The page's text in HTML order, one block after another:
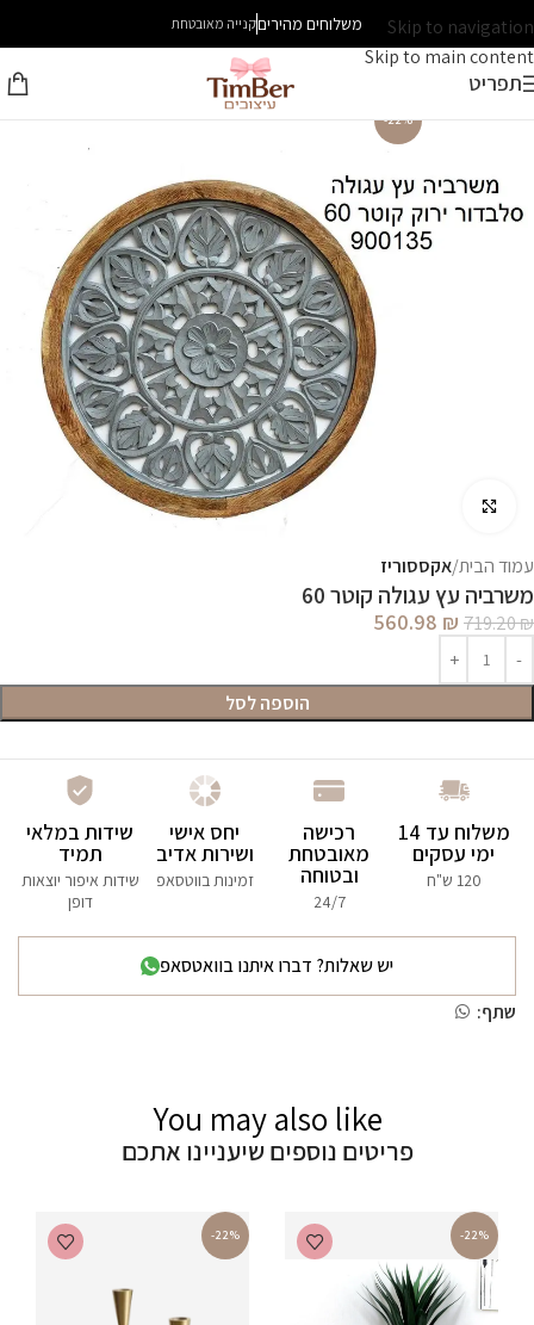
Skip to navigation
Skip to main content
משלוחים מהיריםקנייה מאובטחת
תפריט
עמוד הבית אקססוריז
משרביה עץ עגולה קוטר 60
719.20₪
560.98 ₪
הוספה לסל
-22%
משלוח עד 14
ימי עסקים
120 ש"ח
רכישה
מאובטחת
ובטוחה
24/7
יחס אישי
ושירות אדיב
זמינות בווטסאפ
שידות במלאי
תמיד
שידות איפור יוצאות
דופן
יש שאלות? דברו איתנו בוואטסאפ
שתף:
You may also like
פריטים נוספים שיעניינו אתכם
-22%
-22%